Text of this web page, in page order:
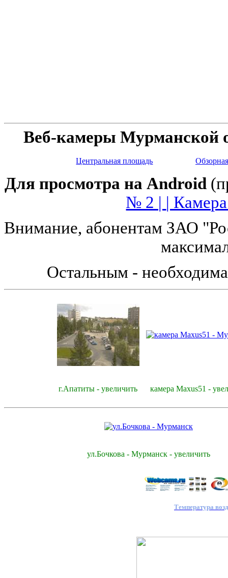
Веб-камеры Мурманской
Центральная площадь
Для просмотра на Android
№ 2 | |
Внимание, абонентам ЗАО
Остальным -
г.Апатиты - увеличить камера Maxus51 -
ул.Бочкова - Мурманск - увеличить
Температура